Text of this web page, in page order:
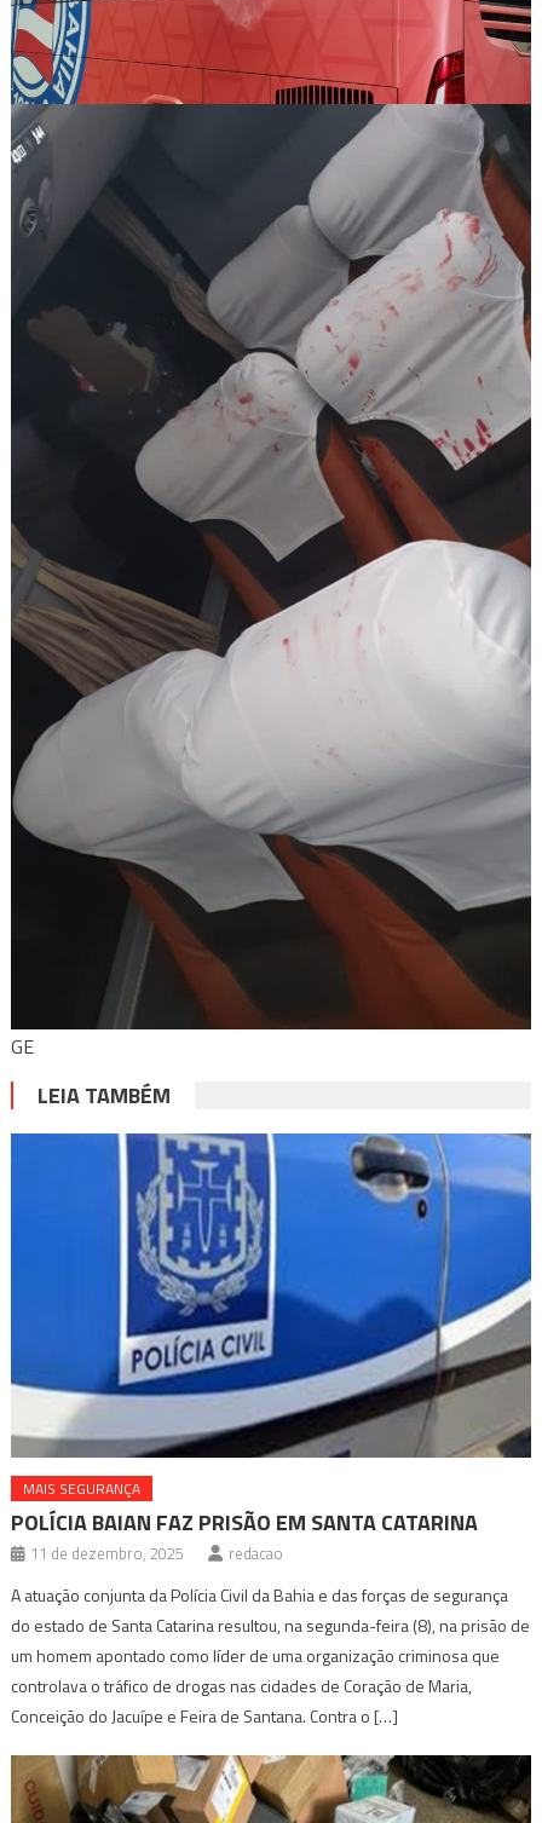
GE
LEIA TAMBÉM
MAIS SEGURANÇA
POLÍCIA BAIAN FAZ PRISÃO EM SANTA CATARINA
11 de dezembro, 2025 redacao
A atuação conjunta da Polícia Civil da Bahia e das forças de segurança
do estado de Santa Catarina resultou, na segunda-feira (8), na prisão de
um homem apontado como líder de uma organização criminosa que
controlava o tráfico de drogas nas cidades de Coração de Maria,
Conceição do Jacuípe e Feira de Santana. Contra o […]